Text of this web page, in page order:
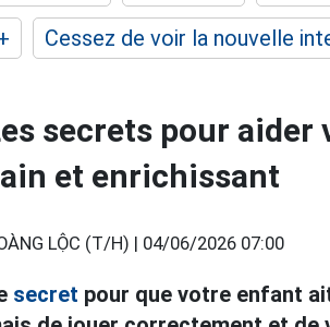
Cessez de voir la nouvelle
secrets pour aider
et enrichissant
LỘC (T/H) | 04/06/2026 07:00
secret pour que votre enfant